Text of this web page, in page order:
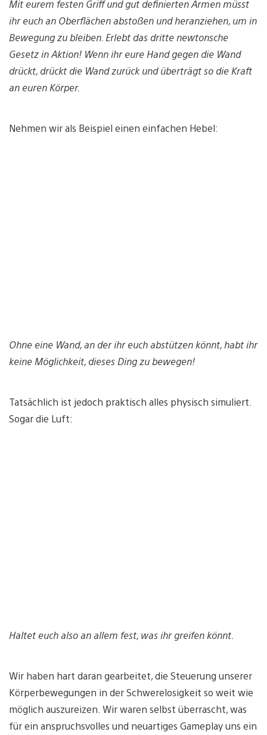
Mit eurem festen Griff und gut definierten Armen müsst
ihr euch an Oberflächen abstoßen und heranziehen, um in
Bewegung zu bleiben. Erlebt das dritte newtonsche
Gesetz in Aktion! Wenn ihr eure Hand gegen die Wand
drückt, drückt die Wand zurück und überträgt so die Kraft
an euren Körper.
Nehmen wir als Beispiel einen einfachen Hebel:
Ohne eine Wand, an der ihr euch abstützen könnt, habt ihr
keine Möglichkeit, dieses Ding zu bewegen!
Tatsächlich ist jedoch praktisch alles physisch simuliert.
Sogar die Luft:
Haltet euch also an allem fest, was ihr greifen könnt.
Wir haben hart daran gearbeitet, die Steuerung unserer
Körperbewegungen in der Schwerelosigkeit so weit wie
möglich auszureizen. Wir waren selbst überrascht, was
für ein anspruchsvolles und neuartiges Gameplay uns ein